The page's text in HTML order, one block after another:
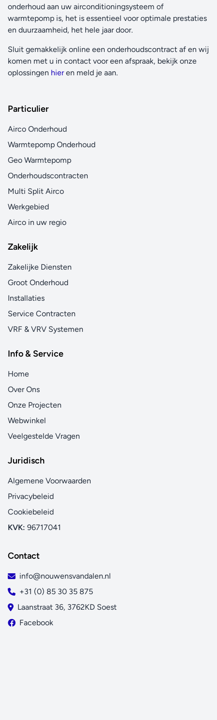
onderhoud aan uw airconditioningsysteem of
warmtepomp is, het is essentieel voor optimale prestaties
en duurzaamheid, het hele jaar door.
Sluit gemakkelijk online een onderhoudscontract af en wij
komen met u in contact voor een afspraak, bekijk onze
oplossingen hieren meld je aan.
Particulier
Airco Onderhoud
Warmtepomp Onderhoud
Geo Warmtepomp
Onderhoudscontracten
Multi Split Airco
Werkgebied
Airco in uw regio
Zakelijk
Zakelijke Diensten
Groot Onderhoud
Installaties
Service Contracten
VRF & VRV Systemen
Info & Service
Home
Over Ons
Onze Projecten
Webwinkel
Veelgestelde Vragen
Juridisch
Algemene Voorwaarden
Privacybeleid
Cookiebeleid
KVK: 96717041
Contact
info@nouwensvandalen.nl
+31 (0) 85 30 35 875
Laanstraat 36, 3762KD Soest
Facebook